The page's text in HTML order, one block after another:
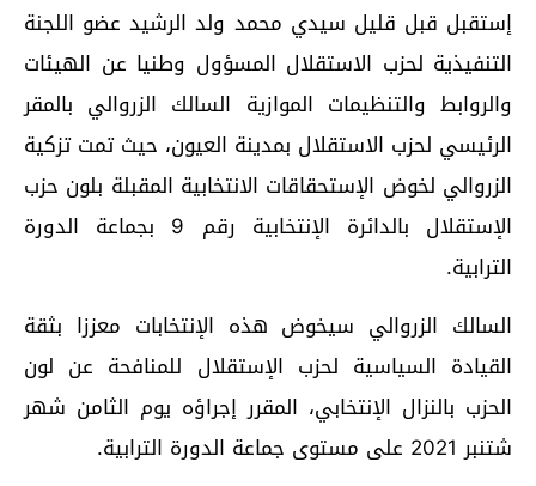
إستقبل قبل قليل سيدي محمد ولد الرشيد عضو اللجنة
التنفيذية لحزب الاستقلال المسؤول وطنيا عن الهيئات
والروابط والتنظيمات الموازية السالك الزروالي بالمقر
الرئيسي لحزب الاستقلال بمدينة العيون، حيث تمت تزكية
الزروالي لخوض الإستحقاقات الانتخابية المقبلة بلون حزب
الإستقلال بالدائرة الإنتخابية رقم 9 بجماعة الدورة
الترابية.
السالك الزروالي سيخوض هذه الإنتخابات معززا بثقة
القيادة السياسية لحزب الإستقلال للمنافحة عن لون
الحزب بالنزال الإنتخابي، المقرر إجراؤه يوم الثامن شهر
شتنبر 2021 على مستوى جماعة الدورة الترابية.